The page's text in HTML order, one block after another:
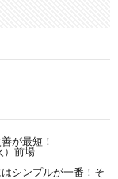
が最短！
）前場
シンプルが一番！そ